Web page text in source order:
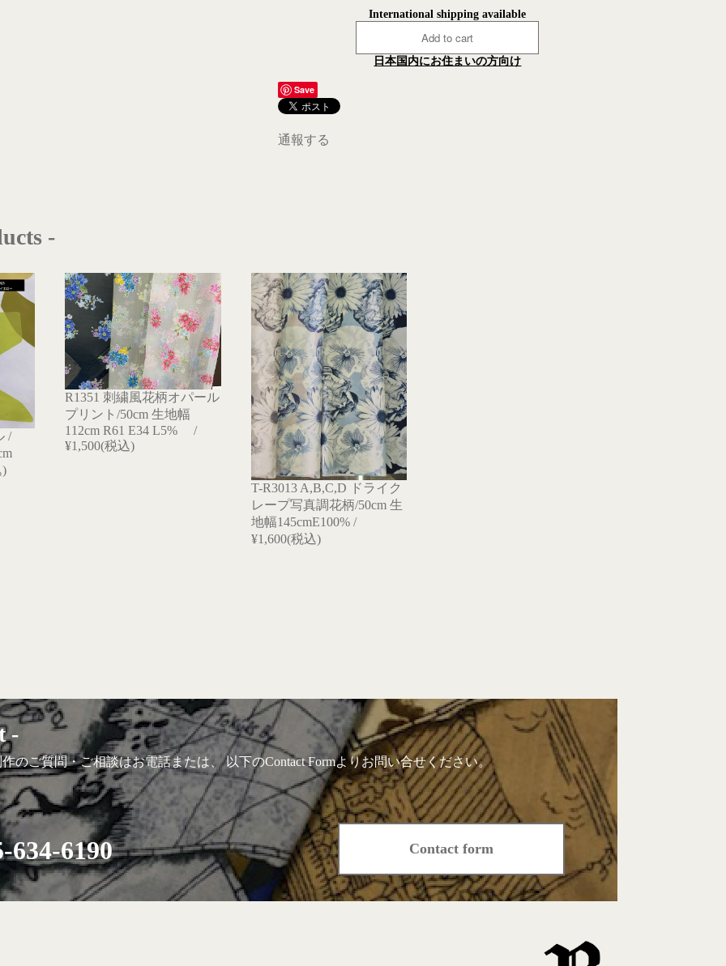
International shipping available
Add to cart
日本国内にお住まいの方向け
Save
通報する
-
/
)
R1351 刺繍風花柄オパール
プリント/50cm 生地幅
112cm R61 E34 L5% /
¥1,500(税込)
T-R3013 A,B,C,D ドライク
レープ写真調花柄/50cm 生
地幅145cmE100% /
¥1,600(税込)
-
作のご質問・ご相談はお電話または、 以下のContact Formよりお問い合せください。
634-6190 Contact form